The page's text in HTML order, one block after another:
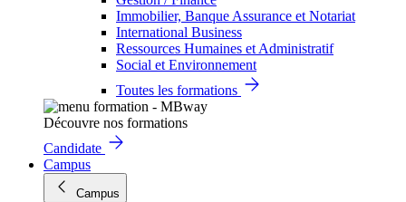
Immobilier, Banque Assurance et Notariat
International Business
Ressources Humaines et Administratif
Social et Environnement
Toutes les formations
Découvre nos formations
Candidate
Campus
Campus